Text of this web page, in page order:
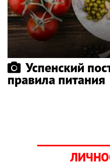
Успенский
правила питания